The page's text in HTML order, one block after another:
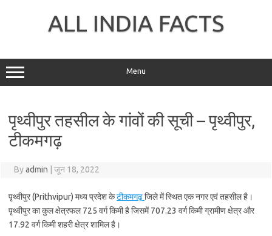
ALL INDIA FACTS
Menu
पृथ्वीपुर तहसील के गांवों की सूची – पृथ्वीपुर,
टीकमगढ़
Byadmin जून 18, 2022
पृथ्वीपुर (Prithvipur) मध्य प्रदेश केटीकमगढ़जिले में स्थित एक नगर एवं तहसील है।
पृथ्वीपुर का कुल क्षेत्रफल 725 वर्ग किमी है जिसमें 707.23 वर्ग किमी ग्रामीण क्षेत्र और
17.92 वर्ग किमी शहरी क्षेत्र शामिल है।